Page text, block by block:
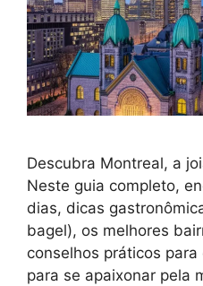
Descubra Montreal, a
Neste guia completo,
dias, dicas
bagel), os melhores
conselhos práticos
para se apaixonar pela